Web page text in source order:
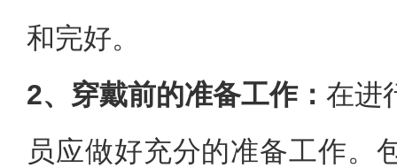
和完好。
2、穿戴前的准备工作： 在进
员应做好充分的准备工作。